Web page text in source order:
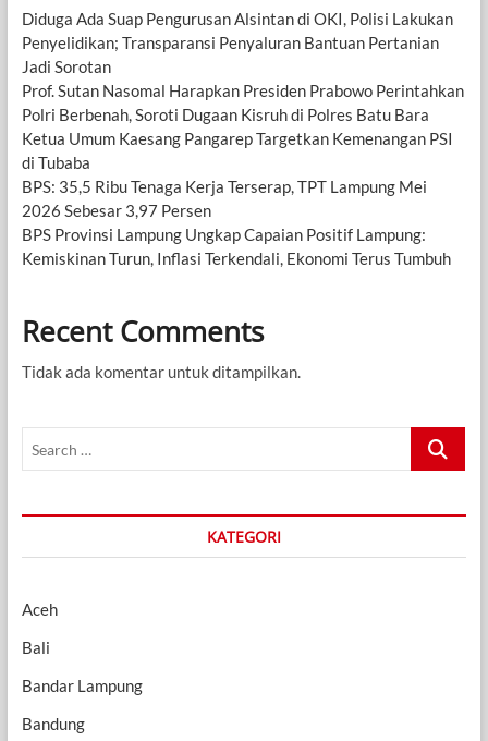
Diduga Ada Suap Pengurusan Alsintan di OKI, Polisi Lakukan
Penyelidikan; Transparansi Penyaluran Bantuan Pertanian
Jadi Sorotan
Prof. Sutan Nasomal Harapkan Presiden Prabowo Perintahkan
Polri Berbenah, Soroti Dugaan Kisruh di Polres Batu Bara
Ketua Umum Kaesang Pangarep Targetkan Kemenangan PSI
di Tubaba
BPS: 35,5 Ribu Tenaga Kerja Terserap, TPT Lampung Mei
2026 Sebesar 3,97 Persen
BPS Provinsi Lampung Ungkap Capaian Positif Lampung:
Kemiskinan Turun, Inflasi Terkendali, Ekonomi Terus Tumbuh
Recent Comments
Tidak ada komentar untuk ditampilkan.
Search
KATEGORI
Aceh
Bali
Bandar Lampung
Bandung